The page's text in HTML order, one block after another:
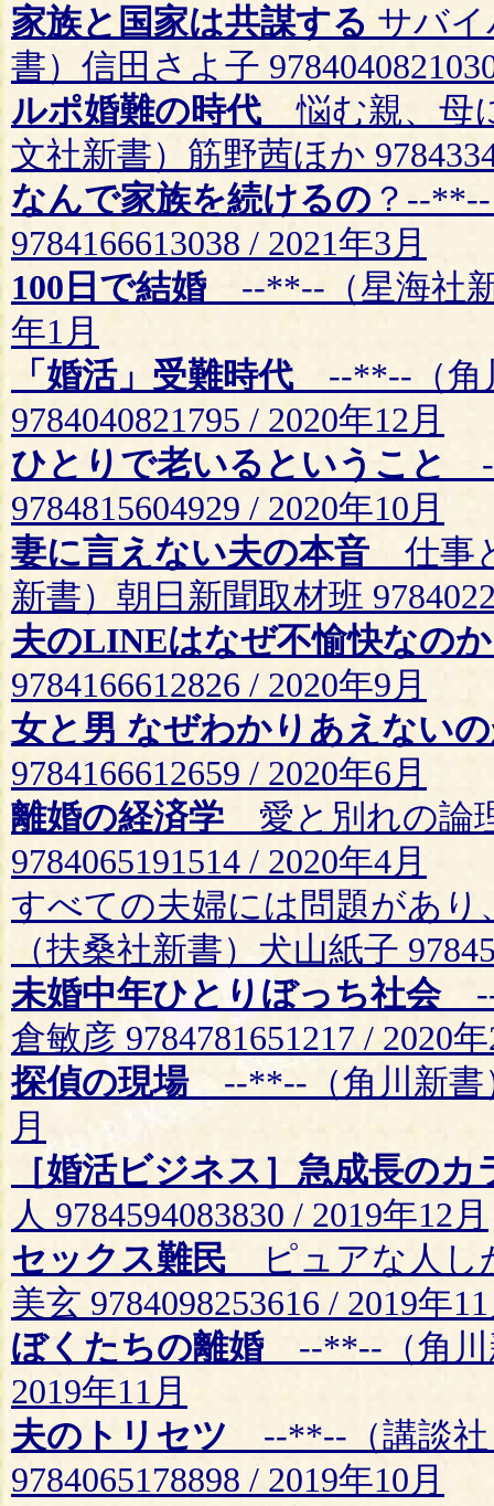
家族と国家は共謀する サバ
書）信田さよ子
ルポ婚難の時代悩む親、母
文社新書）筋野茜ほか
なんで家族を続けるの ？--
9784166613038 / 2021年3月
100日で結婚--**--（星海社新
年1月
「婚活」受難時代--**--（角
9784040821795 / 2020年12月
ひとりで老いるということ
9784815604929 / 2020年10月
妻に言えない夫の本音 仕事
新書）朝日新聞取材班
夫のLINEはなぜ不愉快なのか
9784166612826 / 2020年9月
女と男 なぜわかりあえない
9784166612659 / 2020年6月
離婚の経済学 愛と別れの論
9784065191514 / 2020年4月
すべての夫婦には問題があ
（扶桑社新書）犬山紙子
未婚中年ひとりぼっち社会--
倉敏彦 9784781651217 / 2020
探偵の現場--**--（角川新書）
月
［婚活ビジネス］急成長のカ
人 9784594083830 / 2019年12月
セックス難民 ピュアな人し
美玄 9784098253616 / 2019年
ぼくたちの離婚--**--（角川
2019年11月
夫のトリセツ --**--（講談社
9784065178898 / 2019年10月